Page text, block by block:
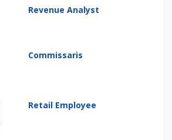
Revenue Analyst
Commissaris
Retail Employee